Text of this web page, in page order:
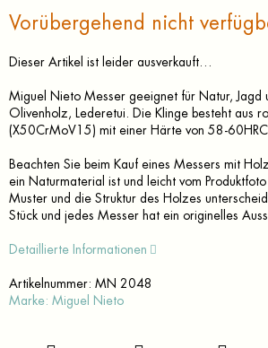
Vorübergehend nicht
Dieser Artikel ist leider ausverkauft…
Miguel Nieto Messer geeignet für Natur, Jagd
Olivenholz, Lederetui. Die Klinge besteht aus
(X50CrMoV15) mit einer Härte von 58-60HRC.
Beachten Sie beim Kauf eines Messers mit
ein Naturmaterial ist und leicht vom
Muster und die Struktur des Holzes
Stück und jedes Messer hat ein originelles
Detaillierte Informationen
Artikelnummer: MN 2048
Marke: Miguel Nieto